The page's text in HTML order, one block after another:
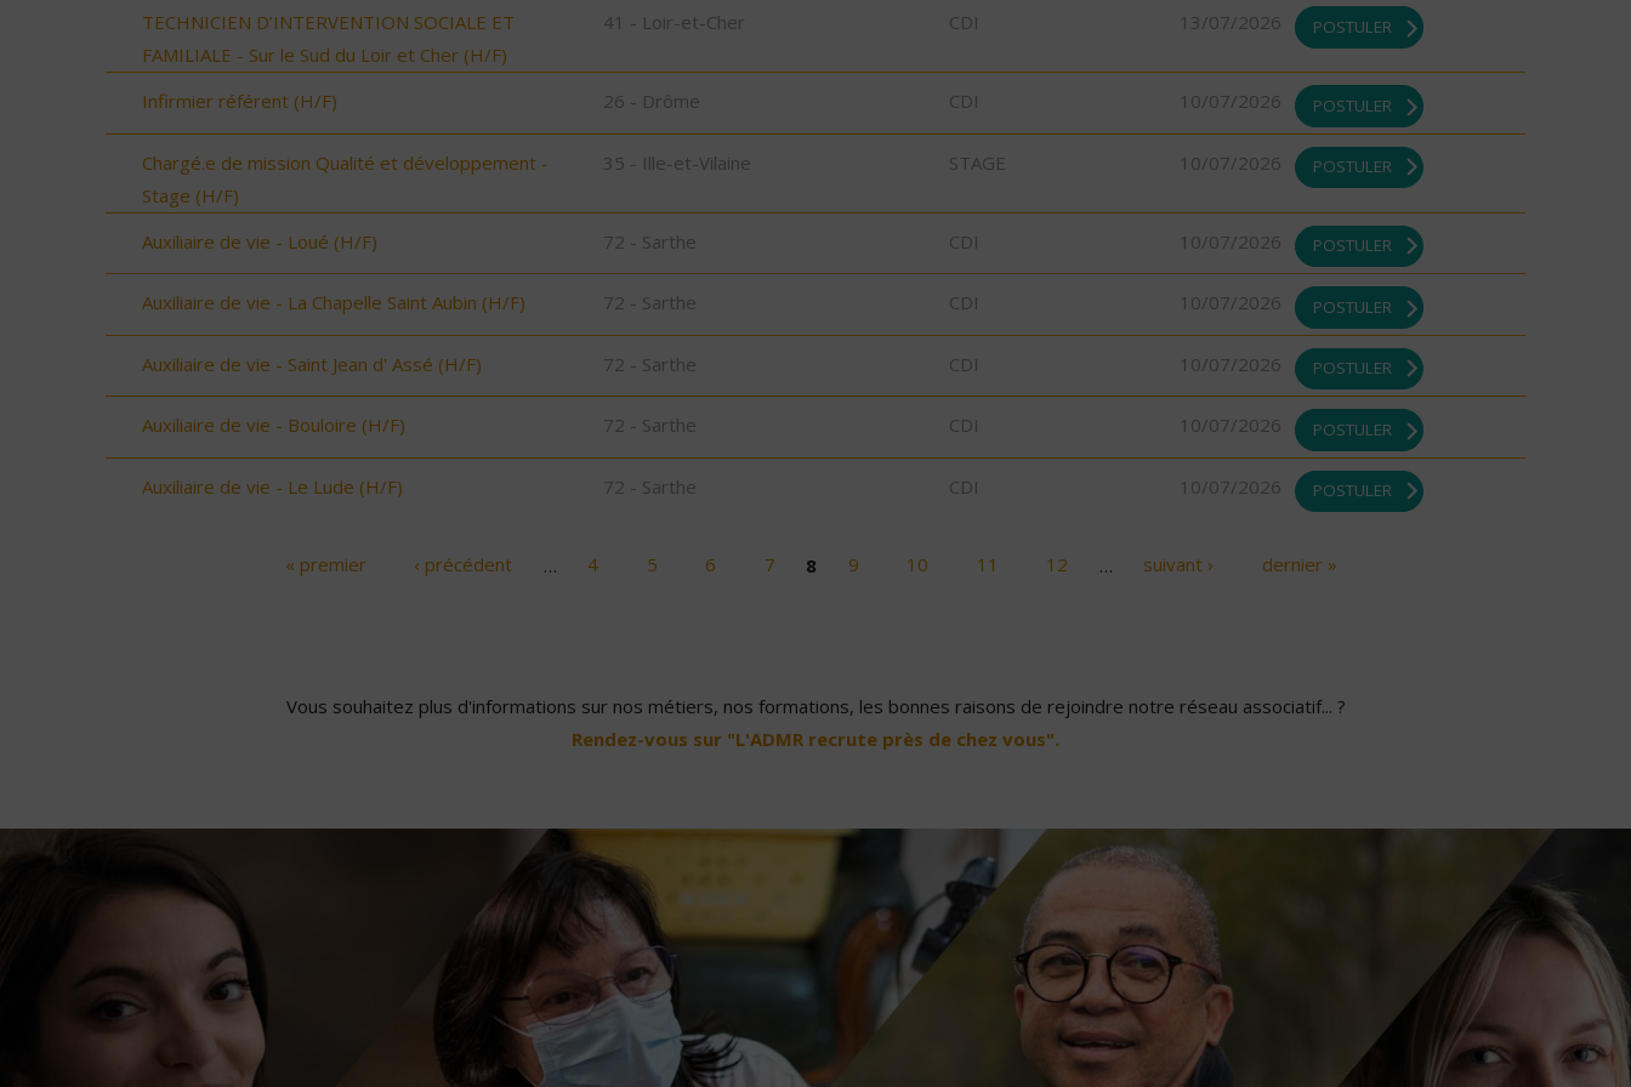
TECHNICIEN D’INTERVENTION SOCIALE ET
FAMILIALE - Sur le Sud du Loir et Cher (H/F)
41 - Loir-et-Cher CDI 13/07/2026 POSTULER
Infirmier référent (H/F) 26 - Drôme CDI 10/07/2026 POSTULER
Chargé.e de mission Qualité et développement -
Stage (H/F)
35 - Ille-et-Vilaine STAGE 10/07/2026 POSTULER
Auxiliaire de vie - Loué (H/F) 72 - Sarthe CDI 10/07/2026 POSTULER
Auxiliaire de vie - La Chapelle Saint Aubin (H/F) 72 - Sarthe CDI 10/07/2026 POSTULER
Auxiliaire de vie - Saint Jean d' Assé (H/F) 72 - Sarthe CDI 10/07/2026 POSTULER
Auxiliaire de vie - Bouloire (H/F) 72 - Sarthe CDI 10/07/2026 POSTULER
Auxiliaire de vie - Le Lude (H/F) 72 - Sarthe CDI 10/07/2026 POSTULER
« premier ‹ précédent … 4 5 6 7 8 9 10 11 12 … suivant › dernier »
Vous souhaitez plus d'informations sur nos métiers, nos formations, les bonnes raisons de rejoindre notre réseau associatif... ?
Rendez-vous sur "L'ADMR recrute près de chez vous".